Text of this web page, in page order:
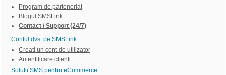
Program de parteneriat
Blogul SMSLink
Contact / Support (24/7)
Contul dvs. pe SMSLink
Creati un cont de utilizator
Autentificare clienti
Solutii SMS pentru eCommerce